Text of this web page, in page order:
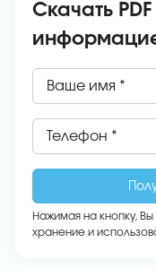
Скачать
Ваше имя *
Телефон *
Нажимая на кнопку, Вы
хранение и